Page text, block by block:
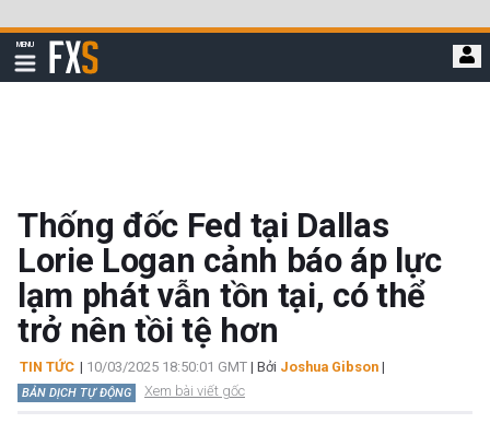
qua
đi
MENU
Hiển
thị
FXStreet
Thống đốc Fed tại Dallas
Lorie Logan cảnh báo áp lực
lạm phát vẫn tồn tại, có thể
trở nên tồi tệ hơn
TIN TỨC | 10/03/2025 18:50:01 GMT | Bởi Joshua Gibson |
BẢN DỊCH TỰ ĐỘNG Xem bài viết gốc